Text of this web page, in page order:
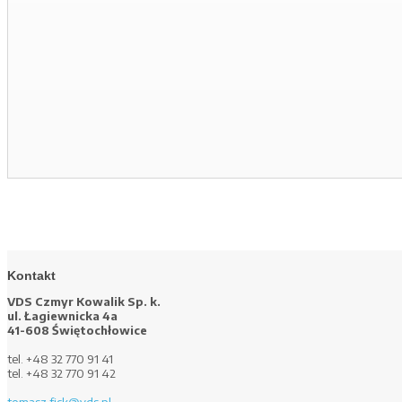
Kontakt
VDS Czmyr Kowalik Sp. k.
ul. Łagiewnicka 4a
41-608 Świętochłowice
tel. +48 32 770 91 41
tel. +48 32 770 91 42